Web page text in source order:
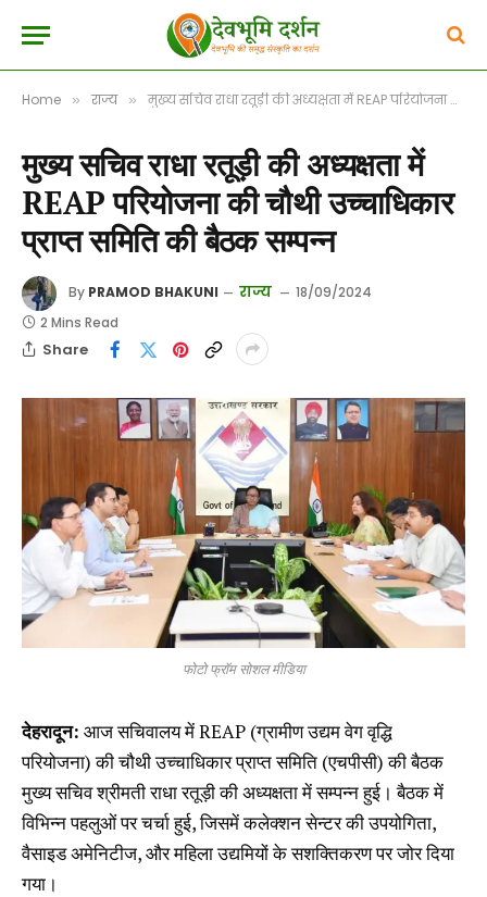
Home » राज्य » मुख्य सचिव राधा रतूड़ी की अध्यक्षता में REAP परियोजना की चौथी उच्चाधिकार प्राप्त समिति की बैठक सम्पन्न
मुख्य सचिव राधा रतूड़ी की अध्यक्षता में
REAP परियोजना की चौथी उच्चाधिकार
प्राप्त समिति की बैठक सम्पन्न
By PRAMOD BHAKUNI राज्य
18/09/2024
2 Mins Read
Share
फोटो फ्रॉम सोशल मीडिया
देहरादून: आज सचिवालय में REAP (ग्रामीण उद्यम वेग वृद्धि
परियोजना) की चौथी उच्चाधिकार प्राप्त समिति (एचपीसी) की बैठक
मुख्य सचिव श्रीमती राधा रतूड़ी की अध्यक्षता में सम्पन्न हुई। बैठक में
विभिन्न पहलुओं पर चर्चा हुई, जिसमें कलेक्शन सेन्टर की उपयोगिता,
वैसाइड अमेनिटीज, और महिला उद्यमियों के सशक्तिकरण पर जोर दिया
गया।